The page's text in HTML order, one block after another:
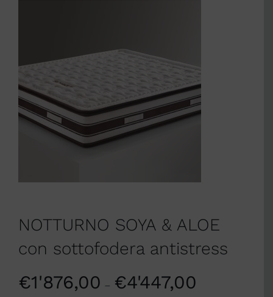
NOTTURNO SOYA & ALOE
con sottofodera antistress
€1'876,00 – €4'447,00